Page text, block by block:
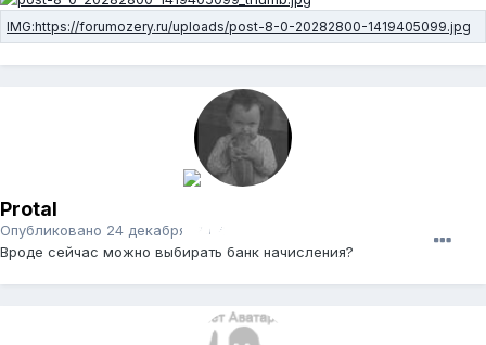
Protal
Опубликовано 24 декабря, 2014
Вроде сейчас можно выбирать банк начисления?